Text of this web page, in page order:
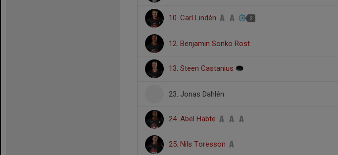
10. Carl Lindén 2
12. Benjamin Sonko Rost
13. Steen Castanius
23. Jonas Dahlén
24. Abel Habte
25. Nils Toresson